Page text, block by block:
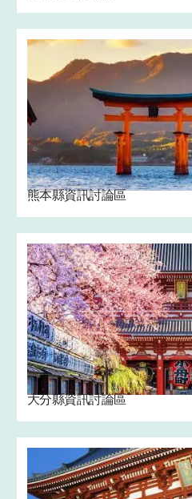
熊本縣資訊討論區
大分縣資訊討論區